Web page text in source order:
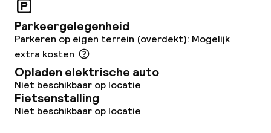
Parkeergelegenheid
Parkeren op eigen terrein (overdekt): Mogelijk
extra kosten
Opladen elektrische auto
Niet beschikbaar op locatie
Fietsenstalling
Niet beschikbaar op locatie